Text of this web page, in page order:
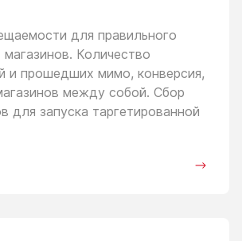
для правильного
магазинов. Количество
и прошедших мимо, конверсия,
между собой. Сбор
для запуска таргетированной